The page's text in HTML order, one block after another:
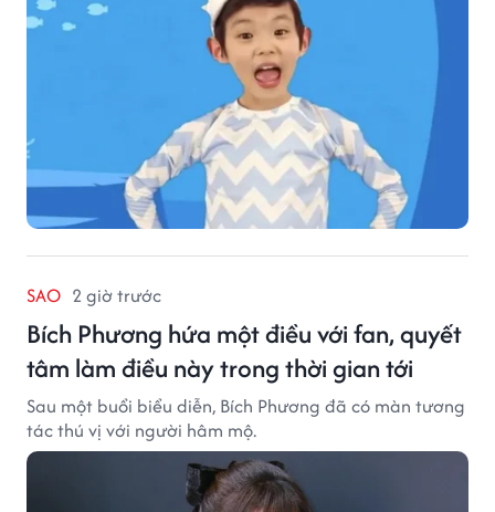
SAO 2 giờ trước
Bích Phương hứa một điều với fan, quyết
tâm làm điều này trong thời gian tới
Sau một buổi biểu diễn, Bích Phương đã có màn tương
tác thú vị với người hâm mộ.